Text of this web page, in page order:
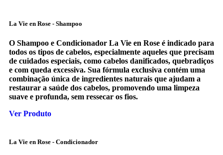
La Vie en Rose - Shampoo
O Shampoo e Condicionador La Vie en Rose é indicado para
todos os tipos de cabelos, especialmente aqueles que precisam
de cuidados especiais, como cabelos danificados, quebradiços
e com queda excessiva. Sua fórmula exclusiva contém uma
combinação única de ingredientes naturais que ajudam a
restaurar a saúde dos cabelos, promovendo uma limpeza
suave e profunda, sem ressecar os fios.
Ver Produto
La Vie en Rose - Condicionador